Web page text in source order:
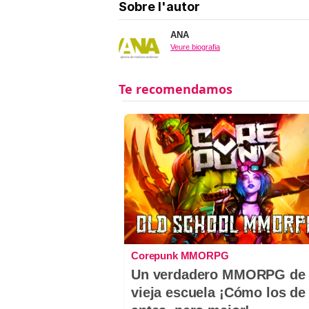
Sobre l'autor
ANA
Veure biografia
Corepunk MMORPG
Un verdadero MMORPG de
vieja escuela ¡Cómo los de